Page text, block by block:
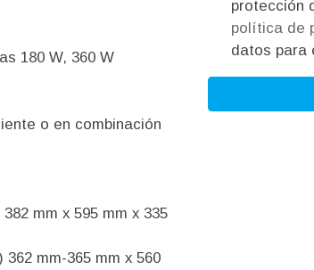
180 W, 360 W
o en combinación
mm x 595 mm x 335
mm-365 mm x 560
política de
datos para